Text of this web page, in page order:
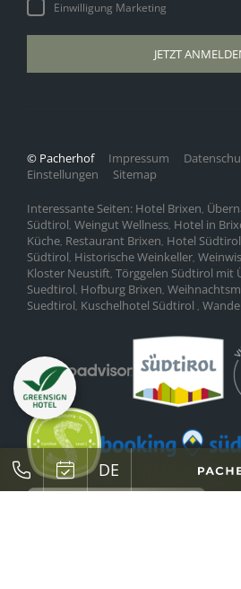
DE
Einwilligung Marketing
JETZT
Interessante Seiten: Hotel Brixen
Südtirol Weingut Wellness Hotel in
Küche Restaurant Brixen Hotel
Südtirol Historische Weinkeller
Kloster Neustift Törggelen Südtirol mit
Suedtirol Hofburg Brixen
Suedtirol Kuschelhotel Südtirol
© Pacherhof Impressum
Einstellungen
Sitemap